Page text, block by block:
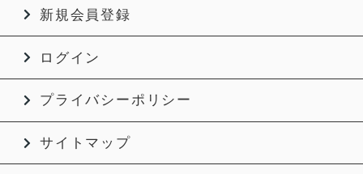
新規会員登録
ログイン
プライバシーポリシー
サイトマップ